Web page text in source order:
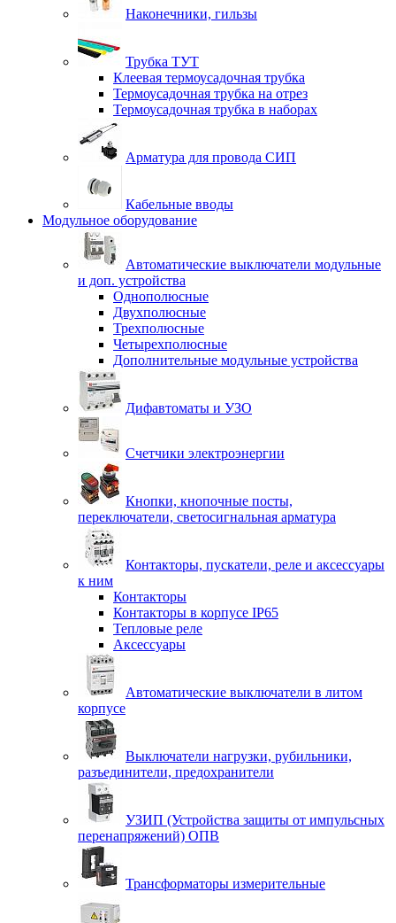
Наконечники, гильзы
Трубка ТУТ
Клеевая термоусадочная трубка
Термоусадочная трубка на отрез
Термоусадочная трубка в наборах
Арматура для провода СИП
Кабельные вводы
Модульное оборудование
Автоматические выключатели модульные
и доп. устройства
Однополюсные
Двухполюсные
Трехполюсные
Четырехполюсные
Дополнительные модульные устройства
Дифавтоматы и УЗО
Счетчики электроэнергии
Кнопки, кнопочные посты,
переключатели, светосигнальная арматура
Контакторы, пускатели, реле и аксессуары
к ним
Контакторы
Контакторы в корпусе IP65
Тепловые реле
Аксессуары
Автоматические выключатели в литом
корпусе
Выключатели нагрузки, рубильники,
разъединители, предохранители
УЗИП (Устройства защиты от импульсных
перенапряжений) ОПВ
Трансформаторы измерительные